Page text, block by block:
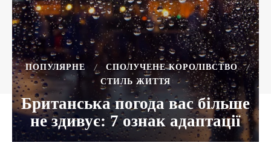
ПОПУЛЯРНЕ
СПОЛУЧЕНЕ КОРОЛІВСТВО
СТИЛЬ ЖИТТЯ
Британська погода вас більше
не здивує: 7 ознак адаптації